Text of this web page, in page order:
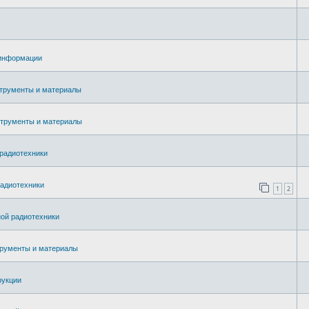
и материалы
и материалы
1 2
радиотехники
и материалы